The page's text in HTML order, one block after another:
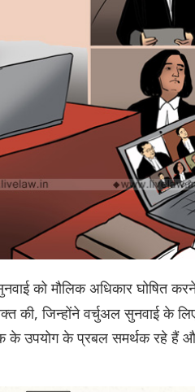
को मौलिक अधिकार घोषित करने
की, जिन्होंने वर्चुअल सुनवाई के
के उपयोग के प्रबल समर्थक रहे हैं